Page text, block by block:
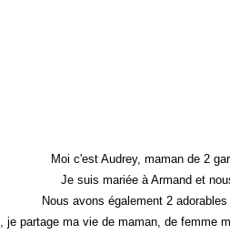
Moi c'est Audrey, maman de 2
Je suis mariée à Armand et
Nous avons également 2
je partage ma vie de maman, de femme